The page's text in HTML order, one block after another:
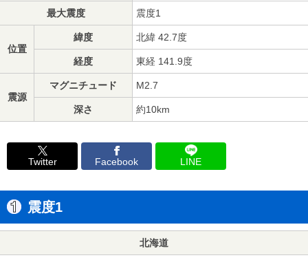
最大震度 震度1
位置
緯度 北緯 42.7度
経度 東経 141.9度
震源
マグニチュード M2.7
深さ 約10km
Twitter Facebook LINE
震度1
北海道